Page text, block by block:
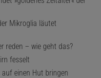
Mikroglia läutet
reden – wie geht das?
fesselt
auf einen Hut bringen